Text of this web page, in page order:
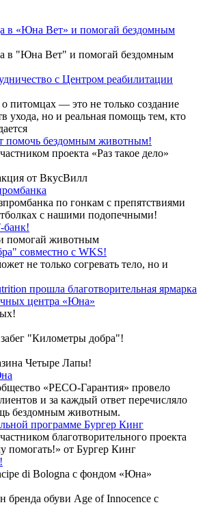
в «Юна Вет» и помогай бездомным
в "Юна Вет" и помогай бездомным
с Центром реабилитации
питомцах — это не только создание
ухода, но и реальная помощь тем, кто
помочь бездомным животным!
проекта «Раз такое дело»
от ВкусВилл
по гонкам с препятствиями
с нашими подопечными!
банк!
помогай животным
совместно с WKS!
не только согревать тело, но и
прошла благотворительная ярмарка
центра «Юна»
"Километры добра"!
Четыре Лапы!
«РЕСО-Гарантия» провело
и за каждый ответ перечисляло
бездомным животным.
программе Бургер Кинг
благотворительного проекта
помогать!» от Бургер Кинг
di Bologna с фондом «Юна»
бренда обуви Age of Innocence с